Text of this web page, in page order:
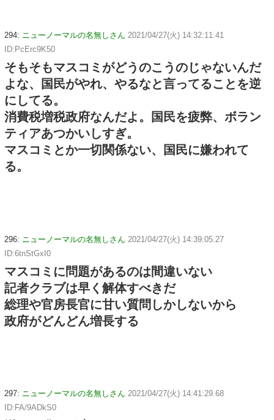
294: ニューノーマルの名無しさん 2021/04/27(火) 14:32:11.41
ID:PcErc9K50
そもそもマスコミがどうのこうのじゃないんだ
よな、国民がやれ、やるなと言ってることを逆
にしてる。
消費税増税政府なんだよ。国民を疲弊、ボラン
ティアあつかいしすぎ。
マスコミとか一切関係ない、国民に嫌われて
る。
296: ニューノーマルの名無しさん 2021/04/27(火) 14:39:05.27
ID:6tnStGxI0
マスコミに問題があるのは間違いない
記者クラブは早く解体すべきだ
総理や官房長官に甘い質問しかしないから
政府がどんどん増長する
297: ニューノーマルの名無しさん 2021/04/27(火) 14:41:29.68
ID:FA/9ADkS0